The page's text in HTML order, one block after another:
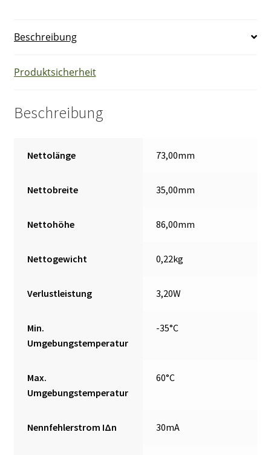
Beschreibung
Produktsicherheit
Beschreibung
Nettolänge 73,00mm
Nettobreite 35,00mm
Nettohöhe 86,00mm
Nettogewicht 0,22kg
Verlustleistung 3,20W
Min.
Umgebungstemperatur
-35°C
Max.
Umgebungstemperatur
60°C
Nennfehlerstrom IΔn 30mA